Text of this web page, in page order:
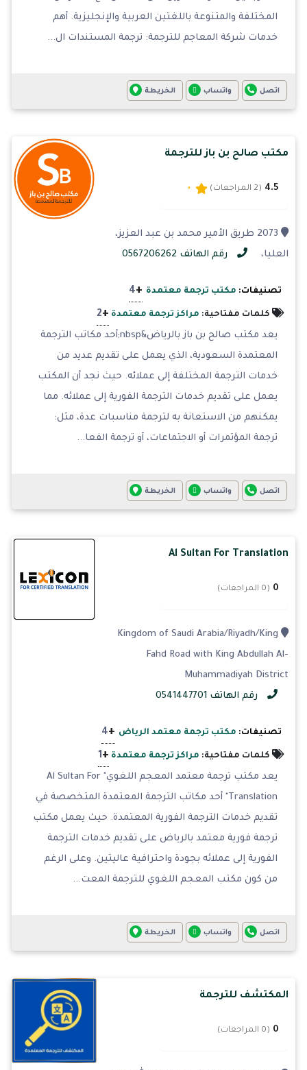
المختلفة والمتنوعة باللغتين العربية والإنجليزية. أهم
خدمات شركة المعاجم للترجمة: ترجمة المستندات ال...
اتصل واتساب الخريطة
مكتب صالح بن باز للترجمة
4.5 (2 المراجعات)
2073 طريق الأمير محمد بن عبد العزيز،
العليا،
رقم الهاتف 0567206262
تصنيفات: مكتب ترجمة معتمدة +
4
كلمات مفتاحية: مراكز ترجمة معتمدة +
2
يعد مكتب صالح بن باز بالرياض&nbsp;أحد مكاتب الترجمة
المعتمدة السعودية، الذي يعمل على تقديم عديد من
خدمات الترجمة المختلفة إلى عملائه. حيث نجد أن المكتب
يعمل على تقديم خدمات الترجمة الفورية إلى عملائه. مما
يمكنهم من الاستعانة به لترجمة مناسبات عدة، مثل:
ترجمة المؤتمرات أو الاجتماعات، أو ترجمة الفعا...
اتصل واتساب الخريطة
Al Sultan For Translation
0 (0 المراجعات)
Kingdom of Saudi Arabia/Riyadh/King
Fahd Road with King Abdullah Al-
Muhammadiyah District
رقم الهاتف 0541447701
تصنيفات: مكتب ترجمة معتمد الرياض +
4
كلمات مفتاحية: مراكز ترجمة معتمدة +
1
يعد مكتب ترجمة معتمد المعجم اللغوي" Al Sultan For
Translation" أحد مكاتب الترجمة المعتمدة المتخصصة في
تقديم خدمات الترجمة الفورية المعتمدة. حيث يعمل مكتب
ترجمة فورية معتمد بالرياض على تقديم خدمات الترجمة
الفورية إلى عملائه بجودة واحترافية عاليتين. وعلى الرغم
من كون مكتب المعجم اللغوي للترجمة المعت...
اتصل واتساب الخريطة
المكتشف للترجمة
0 (0 المراجعات)